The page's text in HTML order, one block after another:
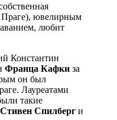
Праге), ювелирным
любит
Константин
Фpaнцa Кaфки за
он был
Лауреатами
такие
Стивен Спилберг и